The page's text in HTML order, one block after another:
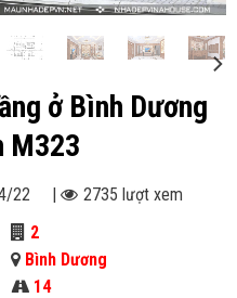
ở Bình Dương
M323
22 |
2735 lượt xem
2
Bình Dương
14